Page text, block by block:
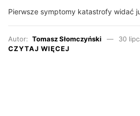
Pierwsze symptomy katastrofy widać
Autor: Tomasz Słomczyński
30
CZYTAJ WIĘCEJ